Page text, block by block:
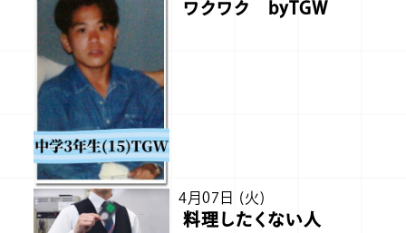
ワクワク byTGW
4月07日 (火)
料理したくない人